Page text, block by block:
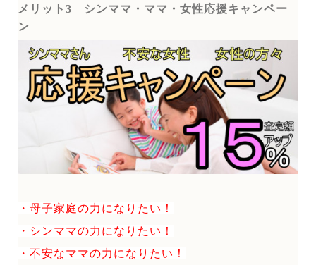
メリット3
シンママ・ママ・女性応援キャンペー
ン
・母子家庭の力になりたい！
・シンママの力になりたい！
・不安なママの力になりたい！